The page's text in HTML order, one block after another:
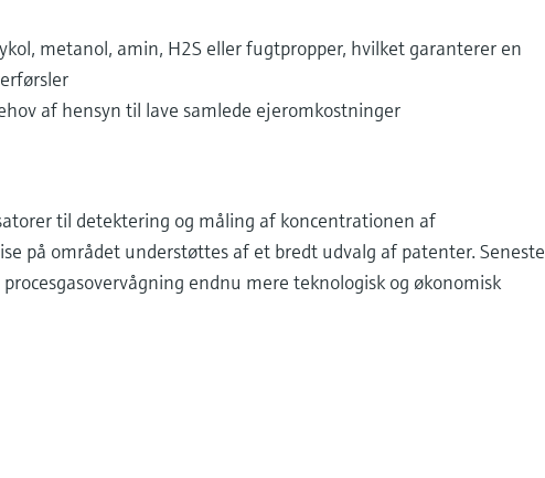
metanol, amin, H2S eller fugtpropper, hvilket garanterer en
af hensyn til lave samlede ejeromkostninger​
til detektering og måling af koncentrationen af
på området understøttes af et bredt udvalg af patenter. Seneste
endnu mere teknologisk og økonomisk